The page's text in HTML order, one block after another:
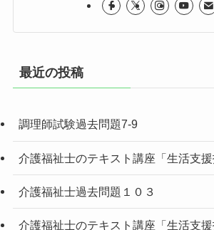
最近の投稿
調理師試験過去問題7-9
介護福祉士のテキスト講座「生活支援
介護福祉士過去問題１０３
介護福祉士のテキスト講座「生活支援